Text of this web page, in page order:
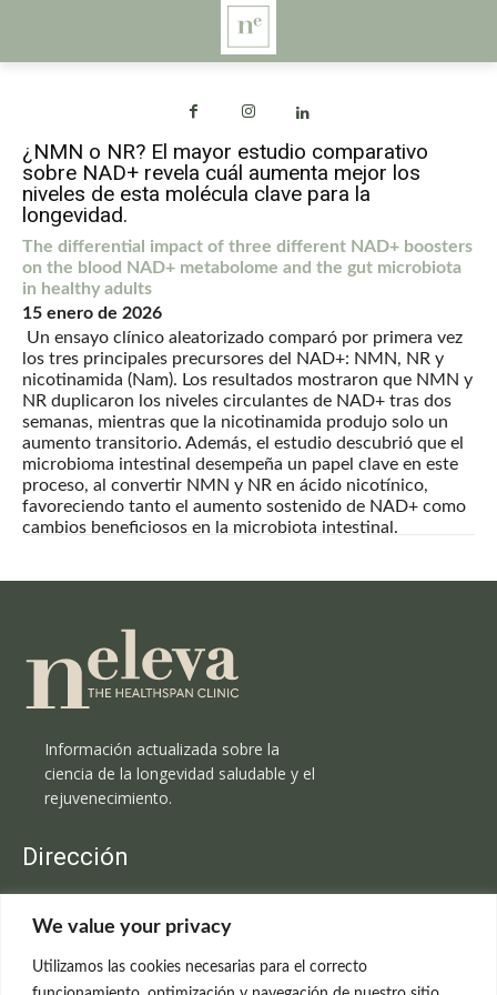
We value your privacy
Utilizamos las cookies necesarias para el correcto
¿NMN o NR? El mayor estudio comparativo
sobre NAD+ revela cuál aumenta mejor los
niveles de esta molécula clave para la
longevidad.
The differential impact of three different NAD+ boosters
on the blood NAD+ metabolome and the gut microbiota
in healthy adults
15 enero de 2026
Un ensayo clínico aleatorizado comparó por primera vez
los tres principales precursores del NAD+: NMN, NR y
nicotinamida (Nam). Los resultados mostraron que NMN y
NR duplicaron los niveles circulantes de NAD+ tras dos
semanas, mientras que la nicotinamida produjo solo un
aumento transitorio. Además, el estudio descubrió que el
microbioma intestinal desempeña un papel clave en este
proceso, al convertir NMN y NR en ácido nicotínico,
favoreciendo tanto el aumento sostenido de NAD+ como
cambios beneficiosos en la microbiota intestinal.
Información actualizada sobre la
ciencia de la longevidad saludable y el
rejuvenecimiento.
Dirección
C/Claudio Coello, 19 - 1º
699 595 619